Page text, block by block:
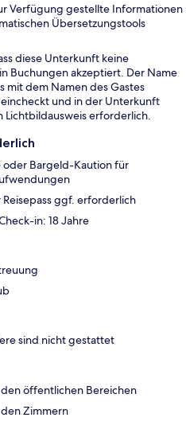
Verfügung gestellte Informationen
Übersetzungstools
diese Unterkunft keine
Buchungen akzeptiert. Der Name
mit dem Namen des Gastes
und in der Unterkunft
Lichtbildausweis erforderlich.
oder Bargeld-Kaution für
Reisepass ggf. erforderlich
in: 18 Jahre
sind nicht gestattet
den öffentlichen Bereichen
Zimmern